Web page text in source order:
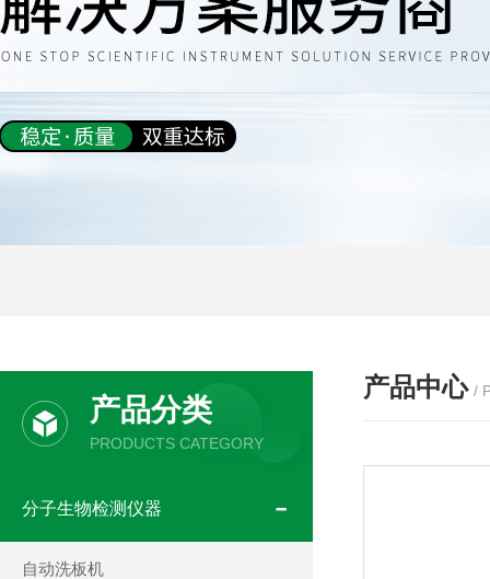
产品中心 /
产品分类
PRODUCTS CATEGORY
分子生物检测仪器
自动洗板机